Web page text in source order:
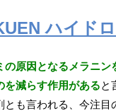
ハイド
の原因となるメラニ
を減らす作用があると
とも言われる、今注目